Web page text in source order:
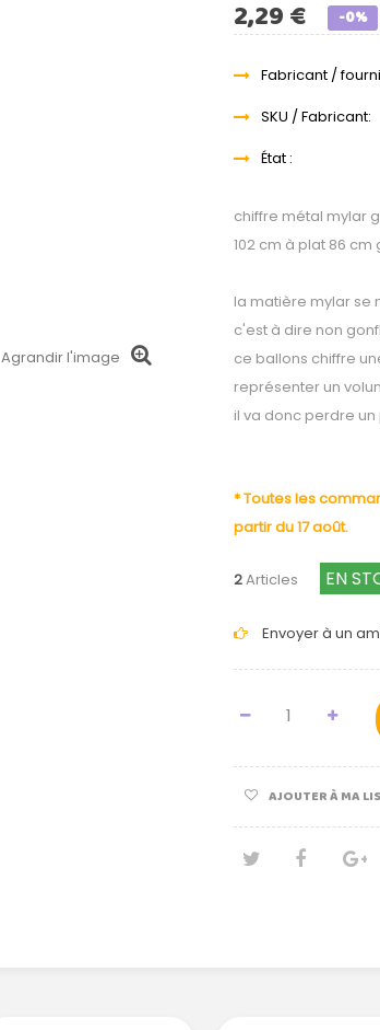
Agrandir l'image
2,29 € -0%
Fabricant /
SKU / Fabricant:
État :
chiffre métal mylar
102 cm à plat 86
la matière mylar se
c'est à dire non
ce ballons chiffre
représenter un
il va donc perdre
* Toutes les
partir du 17 août.
2Articles EN
Envoyer à un
AJOUTER À MA